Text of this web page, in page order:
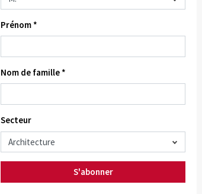
Prénom *
Nom de famille *
Secteur
S'abonner